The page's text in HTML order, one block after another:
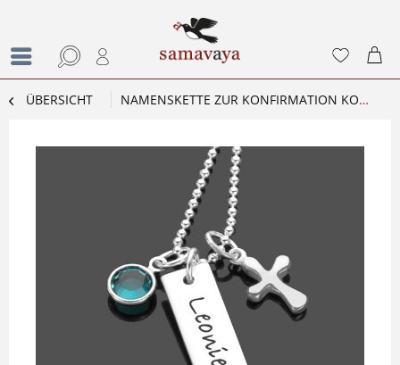
ÜBERSICHT NAMENSKETTE ZUR KONFIRMATION KOMMUNION SEGNUNG